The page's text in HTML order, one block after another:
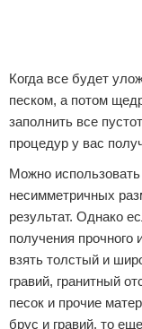
Когда все будет
песком, а потом
заполнить все
процедур у вас
Можно
несимметричных
результат. Однако
получения
взять толстый и
гравий, гранитный
песок и прочие
брус и гравий, то